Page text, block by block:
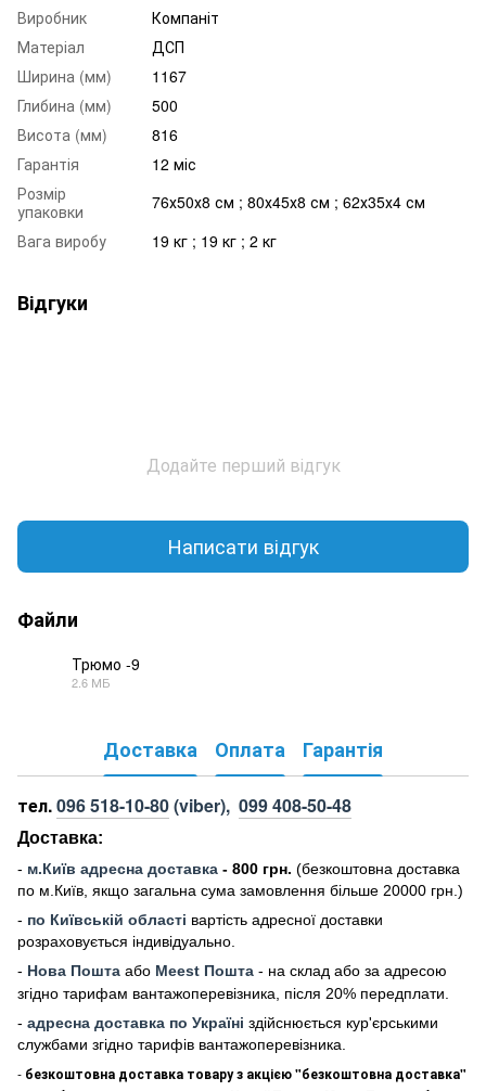
Виробник
Компаніт
Матеріал
ДСП
Ширина (мм)
1167
Глибина (мм)
500
Висота (мм)
816
Гарантія
12 міс
Розмір
упаковки
76х50х8 см ; 80х45х8 см ; 62х35х4 см
Вага виробу
19 кг ; 19 кг ; 2 кг
Відгуки
Додайте перший відгук
Написати відгук
Файли
Трюмо -9
2.6 МБ
Доставка Оплата Гарантія
тел.096 518-10-80(viber), 099 408-50-48
Доставка:
- м.Київ адресна доставка - 800 грн. (безкоштовна доставка
по м.Київ, якщо загальна сума замовлення більше 20000 грн .)
- по Київській області вартість адресної доставки
розраховується індивідуально.
- Нова Пошта або Meest Пошта - на склад або за адресою
згідно тарифам вантажоперевізника, після 20% передплати.
- адресна доставка по Україні здійснюється кур'єрськими
службами згідно тарифів вантажоперевізника.
- безкоштовна доставка товару з акцією "безкоштовна доставка"